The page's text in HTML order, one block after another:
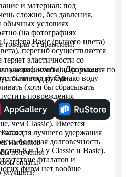
и материал: под
сложно, без давления,
обычных условиях
(на фотографиях
Basic (рыжего цвета)
перегиб осуществляется
эластичности со
ультрафиолета). Допускает
Однако воду
(хотя бы сбрасывать
повреждения
в траве (правда,
который практически весь
чем Classic). Имеется
для лучшего удержания
большая долговечность
8 и 12 у Classic и Basic).
фталатов и
фирм нет вообще
с гарантией!
чтобы информация по
была под рукой
Каталог
магазинов
получения
оплаты
улучшить?